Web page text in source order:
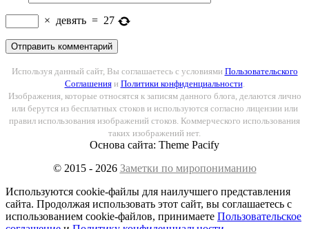
× девять = 27
Используя данный сайт, Вы соглашаетесь с условиями Пользовательского
Соглашенияи Политики конфиденциальности.
Изображения, которые относятся к записям данного блога, делаются лично
или берутся из бесплатных стоков и используются согласно лицензии или
правил использования изображений стоков. Коммерческого использования
таких изображений нет.
Основа сайта: Theme Pacify
© 2015 - 2026 Заметки по миропониманию
Используются cookie-файлы для наилучшего представления
сайта. Продолжая использовать этот сайт, вы соглашаетесь с
использованием cookie-файлов, принимаете Пользовательское